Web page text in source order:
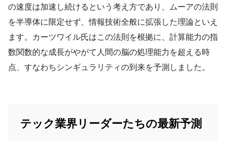
の速度は加速し続けるという考え方であり、ムーアの法則
を半導体に限定せず、情報技術全般に拡張した理論といえ
ます。カーツワイル氏はこの法則を根拠に、計算能力の指
数関数的な成長がやがて人間の脳の処理能力を超える時
点、すなわちシンギュラリティの到来を予測しました。
テック業界リーダーたちの最新予測